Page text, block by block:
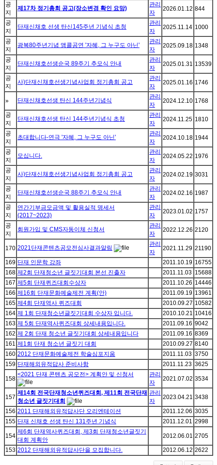
공
지
제17차 정기총회 공고(장소변경 확인 요망)
관리
자
2026.01.12 844
공
지
단재신채호 선생 탄신145주년 기념식 초청
관리
자
2025.11.14 1000
공
지
광복80주년기념 앵콜공연 '자혜, 그 누구도 아닌'
관리
자
2025.09.18 1348
공
지
단재신채호선생순국 89주기 추모식 안내
관리
자
2025.01.31 13539
공
지
사)단재신채호선생기념사업회 정기총회 공고
관리
자
2025.01.16 1746
» 단재신채호선생 탄신 144주년기념식
관리
자
2024.12.10 1768
공
지
단재신채호선생 탄신 144주년기념식 초청
관리
자
2024.11.25 1810
공
지
초대합니다-연극 '자혜, 그 누구도 아닌'
관리
자
2024.10.18 1944
공
지
모십니다.
관리
자
2024.05.22 1976
공
지
사)단재신채호선생기념사업회 정기총회 공고
관리
자
2024.02.19 3031
공
지
단재신채호선생순국 88주기 추모식 안내
관리
자
2024.02.16 1987
공
지
연간기부금모금액 및 활용실적 명세서
(2017~2023)
관리
자
2023.01.02 1757
공
지
회원가입 및 CMS자동이체 신청서
관리
자
2022.12.26 2120
170 2021단재콘텐츠공모전심사결과알림
관리
자
2021.11.29 21190
169 단재 인문학 강좌 2011.10.19 16755
168 제2회 단재청소년 글짓기대회 본선 진출자 2011.11.03 15688
167 제5회 단재퀴즈대회수상자 2011.10.26 14446
166 제16회 단재문화예술제전 계획(안) 2011.09.19 13961
165 제4회 단재역사 퀴즈대회 2010.09.27 10582
164 제 1회 단재청소년글짓기대회 수상자 입니다. 2010.10.21 10416
163 제 5회 단재역사퀴즈대회 상세내용입니다. 2011.09.16 9042
162 제 2회 단재 청소년 글짓기대회 상세내용입니다 2011.09.16 8369
161 제1회 단재 청소년 글짓기 대회 2010.09.27 8140
160 2012 단재문화예술제전 학술심포지움 2011.11.03 3750
159 단재해외유적답사 준비사항 2011.11.23 3625
158
<2021 단재 콘텐츠 공모전> 계획안 및 신청서
관리
자
2021.07.02 3534
157
제14회 전국단재청소년퀴즈대회, 제11회 전국단재
청소년 글짓기대회
관리
자
2023.04.21 3438
156 2011 단재해외유적답사단 오리엔테이션 2011.12.06 3035
155 단재 신채호 선생 탄신 131주년 기념식 2011.12.01 2998
154
제6회 단재역사퀴즈대회, 제3회 단재청소년글짓기
대회 계획안
2012.06.01 2705
153 2012 단재해외유적답사단을 모집합니다. 2012.06.12 2622